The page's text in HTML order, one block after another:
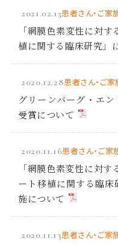
2021.02.15患者さん・ご家
「網膜色素変性に対
植に関する臨床研究」
2020.12.28患者さん・ご
グリーンバーグ・エ
受賞について
2020.11.16患者さん・ご家
「網膜色素変性に対
ート移植に関する臨
施について
2020.11.13患者さん・ご家